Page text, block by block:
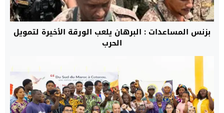
بزنس المساعدات : البرهان يلعب الورقة الأخيرة لتمويل
الحرب